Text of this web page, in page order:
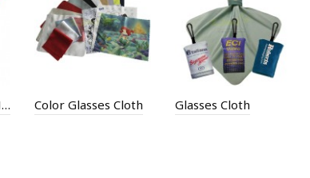
Cell Phone Strap Nick Hanging Rope Color Glasses Cloth Glasses Cloth